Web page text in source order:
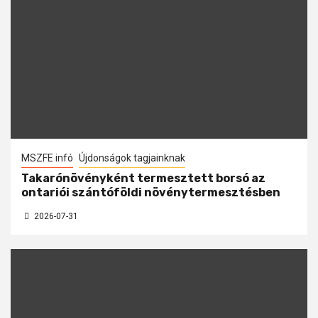
MSZFE infó Újdonságok tagjainknak
Takarónövényként termesztett borsó az
ontariói szántóföldi növénytermesztésben
2026-07-31